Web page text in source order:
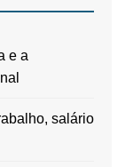
e a
salário